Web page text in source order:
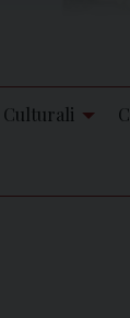
Culturali